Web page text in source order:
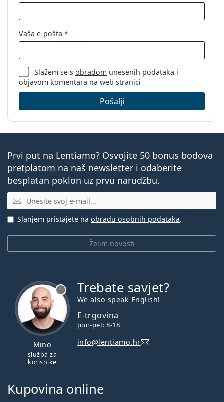
Vaša e-pošta *
Slažem se sobradom unesenih podataka i
objavom komentara na web stranici
Pošalji
Prvi put na Lentiamo? Osvojite 50 bonus bodova
pretplatom na naš newsletter i odaberite
besplatan poklon uz prvu narudžbu.
E-mail
Želim novosti
Slanjem pristajete na obradu osobnih podataka.
Mino
služba za
korisnike
Trebate savjet?
We also speak English!
E-trgovina
pon-pet: 8-18
info@lentiamo.hr
Kupovina online